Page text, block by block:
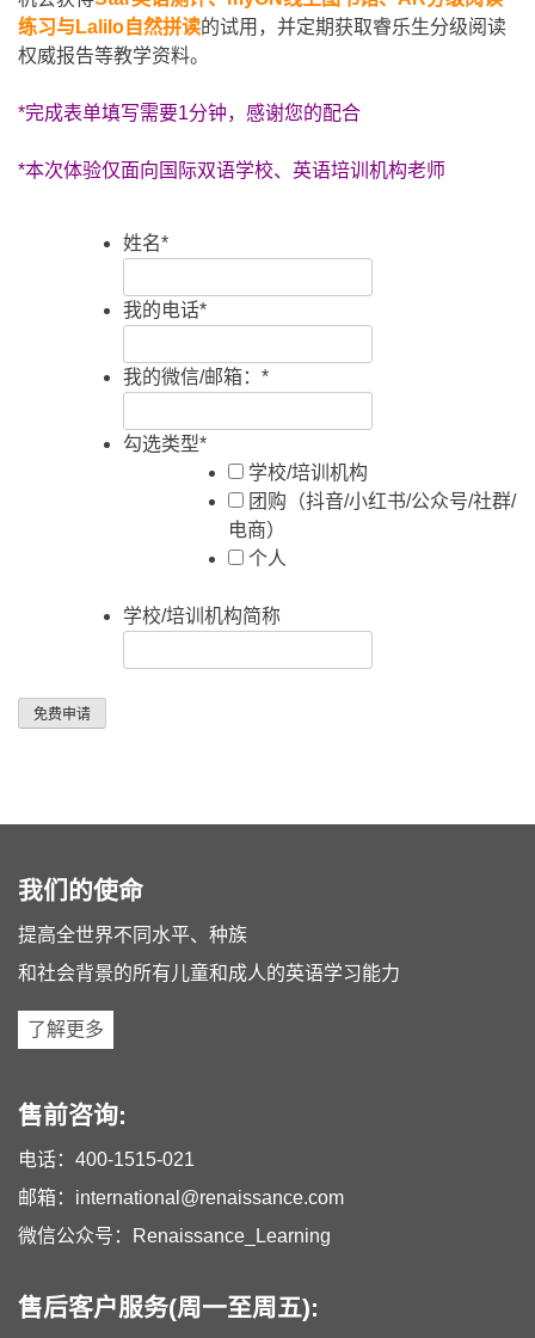
练习与Lalilo自然拼读的试用，并定期获取睿乐生分级阅读
权威报告等教学资料。
*完成表单填写需要1分钟，感谢您的配合
*本次体验仅面向国际双语学校、英语培训机构老师
姓名*
我的电话*
我的微信/邮箱： *
勾选类型*
学校/培训机构
团购（抖音/小红书/公众号/社群/
电商）
个人
学校/培训机构简称
免费申请
我们的使命
提高全世界不同水平、种族
和社会背景的所有儿童和成人的英语学习能力
了解更多
售前咨询:
电话： 400-1515-021
邮箱： international@renaissance.com
微信公众号：Renaissance_Learning
售后客户服务(周一至周五):